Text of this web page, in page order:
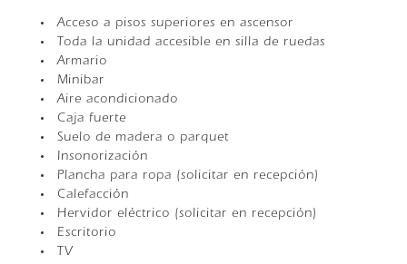
Acceso a pisos superiores en ascensor
Toda la unidad accesible en silla de ruedas
Armario
Minibar
Aire acondicionado
Caja fuerte
Suelo de madera o parquet
Insonorización
Plancha para ropa (solicitar en recepción)
Calefacción
Hervidor eléctrico (solicitar en recepción)
Escritorio
TV